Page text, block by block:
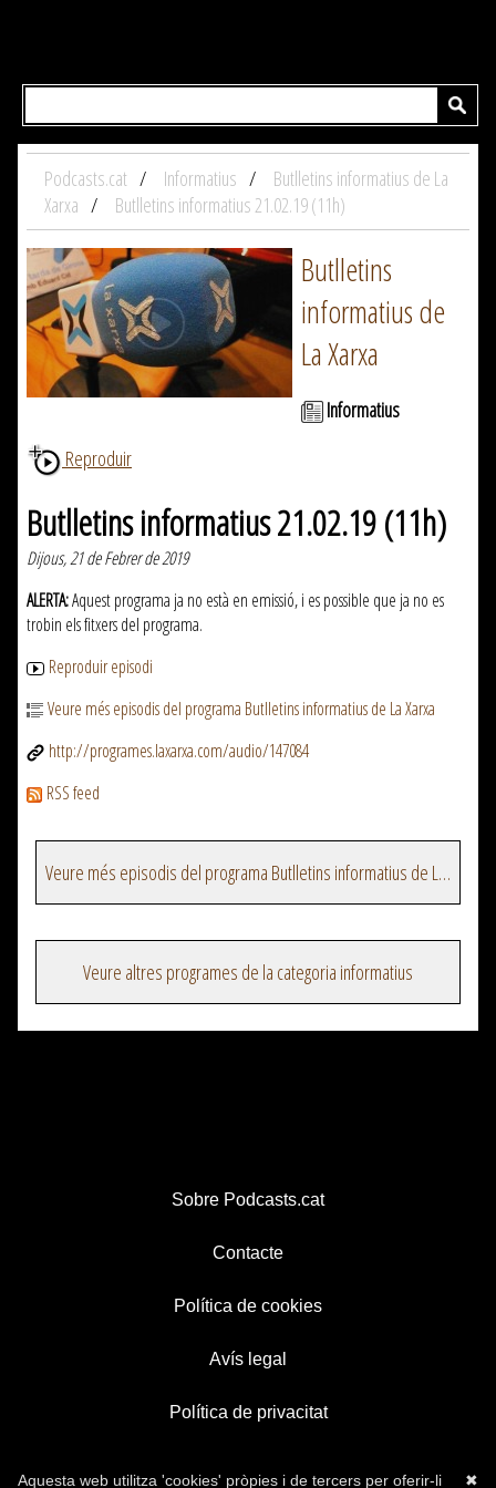
Podcasts.cat Informatius
Butlletins informatius de La
Xarxa
Butlletins informatius 21.02.19 (11h)
Butlletins
informatius de
La Xarxa
Informatius
Reproduir
Butlletins informatius 21.02.19 (11h)
Dijous, 21 de Febrer de 2019
ALERTA:Aquest programa ja no està en emissió, i es possible que ja no es
trobin els fitxers del programa.
Reproduir episodi
Veure més episodis del programa Butlletins informatius de La Xarxa
http://programes.laxarxa.com/audio/147084
RSS feed
Veure més episodis del programa Butlletins informatius de La Xarxa
Veure altres programes de la categoria informatius
Sobre Podcasts.cat
Contacte
Política de cookies
Avís legal
Política de privacitat
✖
Aquesta web utilitza 'cookies' pròpies i de tercers per oferir-li